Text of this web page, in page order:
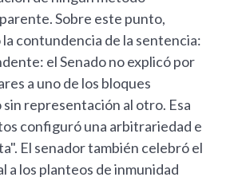
Sobre este punto,
contundencia de la sentencia:
el Senado no explicó por
a uno de los bloques
representación al otro. Esa
configuró una arbitrariedad e
El senador también celebró el
a los planteos de inmunidad